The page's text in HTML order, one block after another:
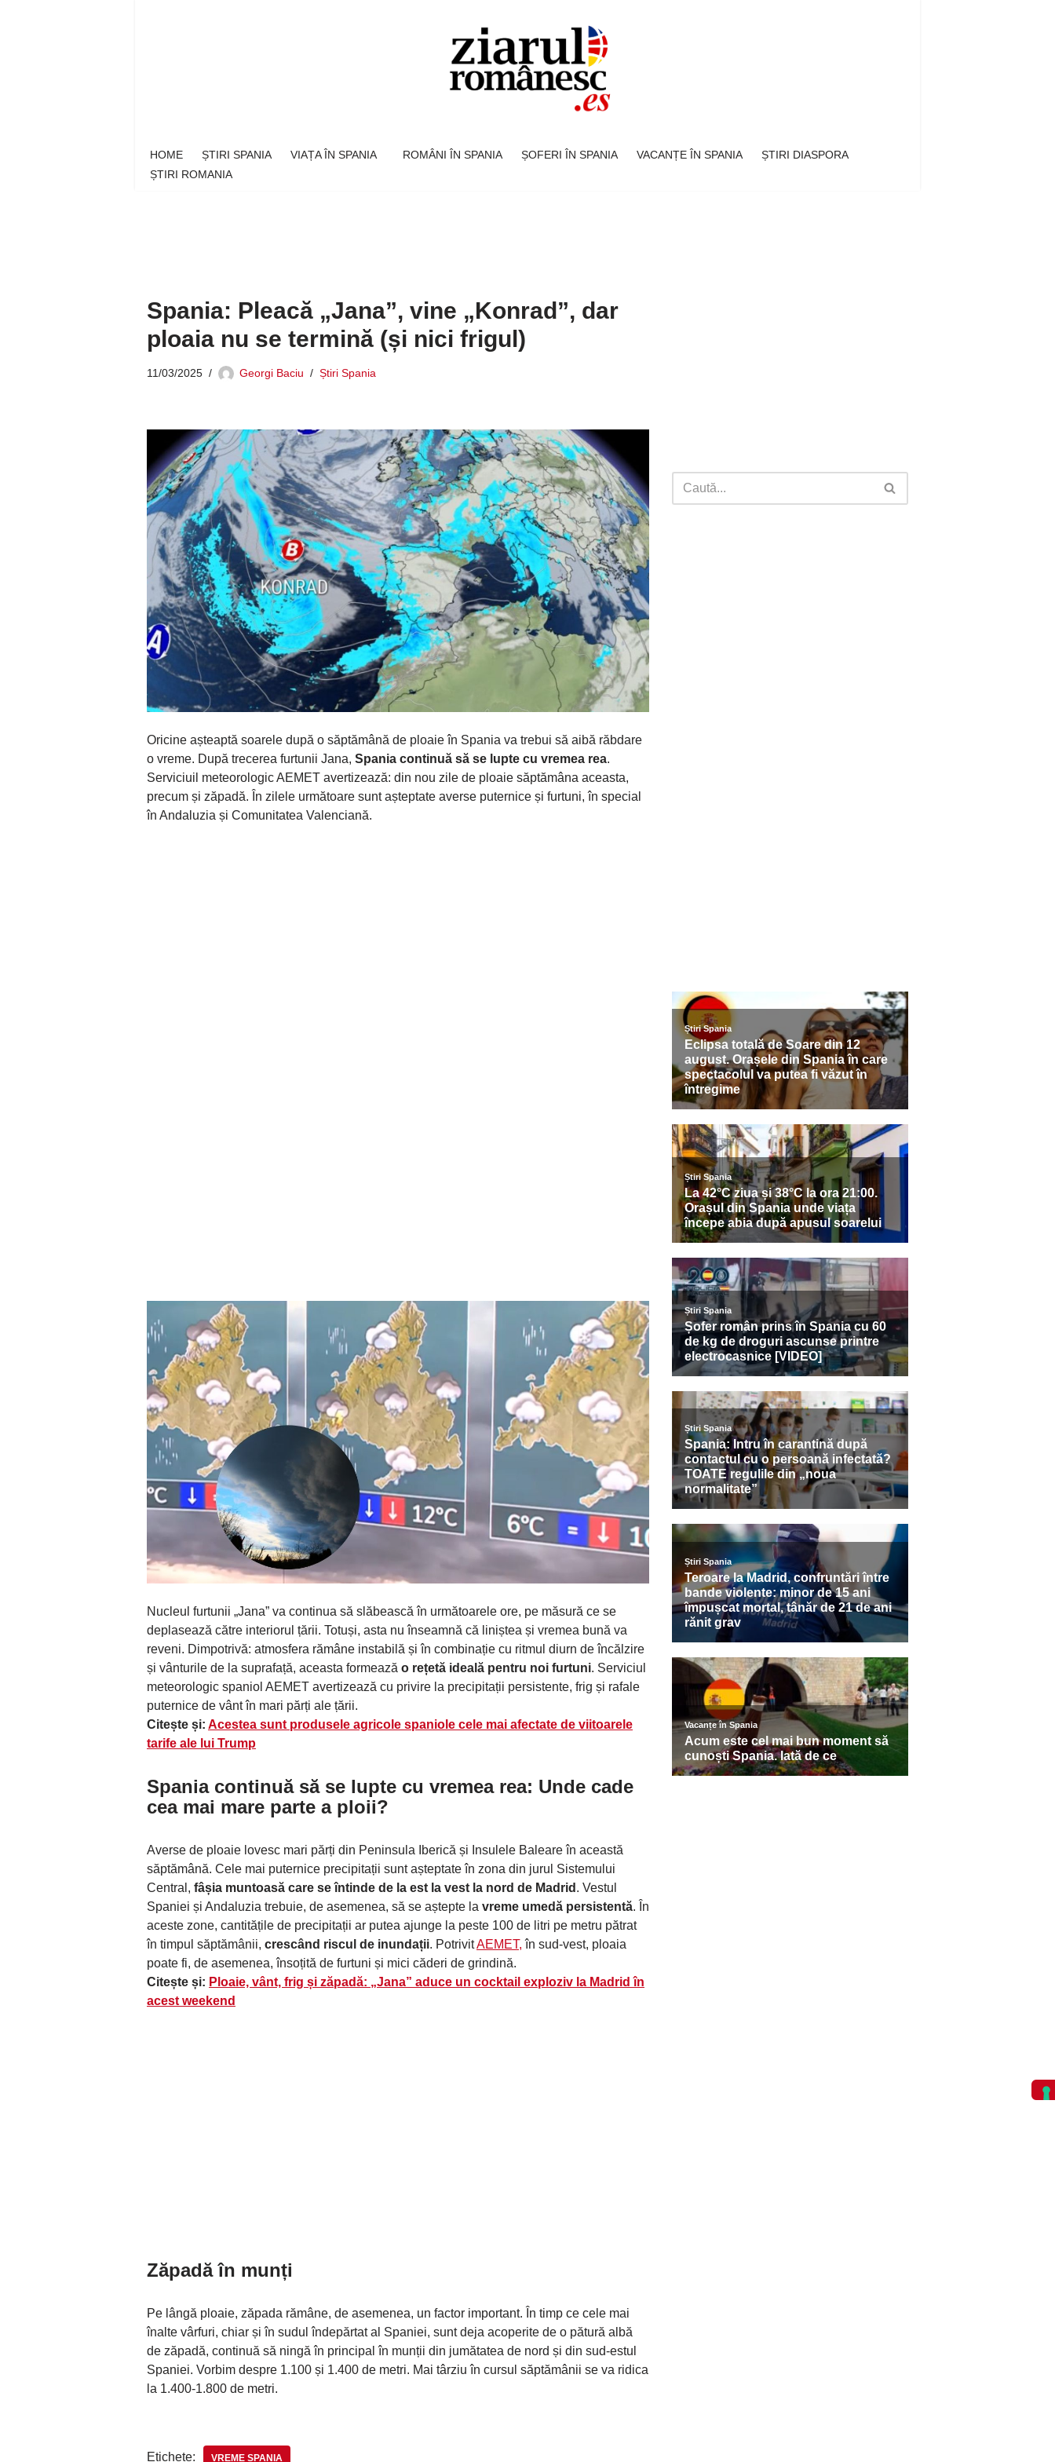
HOME ȘTIRI SPANIA VIAȚA ÎN SPANIA ROMÂNI ÎN SPANIA ȘOFERI ÎN SPANIA VACANȚE ÎN SPANIA
ȘTIRI DIASPORA
ȘTIRI ROMANIA
Spania: Pleacă „Jana”, vine „Konrad”, dar
ploaia nu se termină (și nici frigul)
11/03/2025 Georgi Baciu Știri Spania
Oricine așteaptă soarele după o săptămână de ploaie în Spania va trebui să aibă răbdare
o vreme. După trecerea furtunii Jana, Spania continuă să se lupte cu vremea rea.
Serviciuil meteorologic AEMET avertizează: din nou zile de ploaie săptămâna aceasta,
precum și zăpadă. În zilele următoare sunt așteptate averse puternice și furtuni, în special
în Andaluzia și Comunitatea Valenciană.
Nucleul furtunii „Jana” va continua să slăbească în următoarele ore, pe măsură ce se
deplasează către interiorul țării. Totuși, asta nu înseamnă că liniștea și vremea bună va
reveni. Dimpotrivă: atmosfera rămâne instabilă și în combinație cu ritmul diurn de încălzire
și vânturile de la suprafață, aceasta formează o rețetă ideală pentru noi furtuni. Serviciul
meteorologic spaniol AEMET avertizează cu privire la precipitații persistente, frig și rafale
puternice de vânt în mari părți ale țării.
Citește și: Acestea sunt produsele agricole spaniole cele mai afectate de viitoarele
tarife ale lui Trump
Spania continuă să se lupte cu vremea rea: Unde cade
cea mai mare parte a ploii?
Averse de ploaie lovesc mari părți din Peninsula Iberică și Insulele Baleare în această
săptămână. Cele mai puternice precipitații sunt așteptate în zona din jurul Sistemului
Central, fâșia muntoasă care se întinde de la est la vest la nord de Madrid . Vestul
Spaniei și Andaluzia trebuie, de asemenea, să se aștepte la vreme umedă persistentă. În
aceste zone, cantitățile de precipitații ar putea ajunge la peste 100 de litri pe metru pătrat
în timpul săptămânii, crescând riscul de inundații. PotrivitAEMET, în sud-vest, ploaia
poate fi, de asemenea, însoțită de furtuni și mici căderi de grindină.
Citește și: Ploaie, vânt, frig și zăpadă: „Jana” aduce un cocktail exploziv la Madrid în
acest weekend
Zăpadă în munți
Pe lângă ploaie, zăpada rămâne, de asemenea, un factor important. În timp ce cele mai
înalte vârfuri, chiar și în sudul îndepărtat al Spaniei, sunt deja acoperite de o pătură albă
de zăpadă, continuă să ningă în principal în munții din jumătatea de nord și din sud-estul
Spaniei. Vorbim despre 1.100 și 1.400 de metri. Mai târziu în cursul săptămânii se va ridica
la 1.400-1.800 de metri.
Etichete: VREME SPANIA